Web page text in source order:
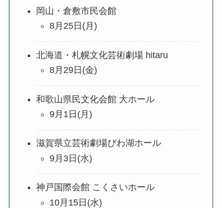
岡山・倉敷市民会館
8月25日(月)
北海道・札幌文化芸術劇場 hitaru
8月29日(金)
和歌山県民文化会館 大ホール
9月1日(月)
滋賀県立芸術劇場びわ湖ホール
9月3日(水)
神戸国際会館 こくさいホール
10月15日(水)